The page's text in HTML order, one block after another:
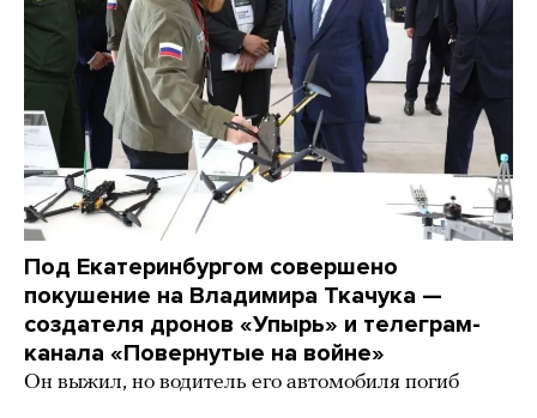
Под Екатеринбургом совершено
покушение на Владимира Ткачука —
создателя дронов «Упырь» и телеграм-
канала «Повернутые на войне»
Он выжил, но водитель его автомобиля погиб